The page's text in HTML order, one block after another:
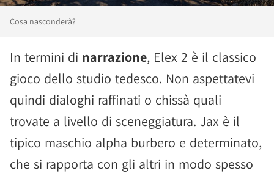
Cosa nasconderà?
In termini di narrazione, Elex 2 è il classico
gioco dello studio tedesco. Non aspettatevi
quindi dialoghi raffinati o chissà quali
trovate a livello di sceneggiatura. Jax è il
tipico maschio alpha burbero e determinato,
che si rapporta con gli altri in modo spesso